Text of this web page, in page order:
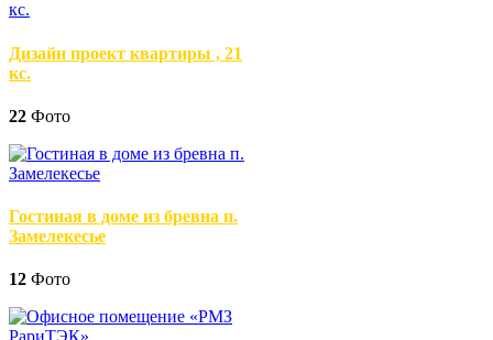
Дизайн проект квартиры , 21
кс.
22 Фото
Гостиная в доме из бревна п.
Замелекесье
12 Фото